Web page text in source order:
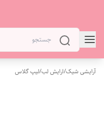
آرایشی شیک/ارایش لب/لیپ گلاس